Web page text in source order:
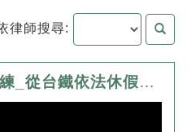
律師搜尋:
李思怡 律師_教育訓練_從台鐵依法休假淺談我國工會活動與罷工權之交錯